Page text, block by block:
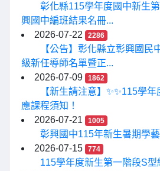
彰化縣115學年度國中新生
興國中編班結果名冊...
2026-07-22
2286
【公告】彰化縣立彰興國民
級新任導師名單暨正...
2026-07-09
1862
【新生請注意】✨✨115學
應課程須知！
2026-07-21
1005
彰興國中115年新生暑期學
2026-07-15
774
115學年度新生第一階段S型